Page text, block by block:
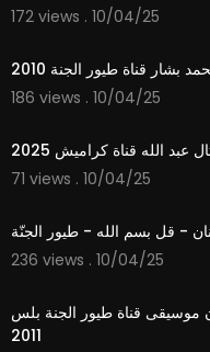
172 views . 10/04/25
قناة طيور الجنة 2010
186 views . 10/04/25
عبد الله قناة كراميش 2025
71 views . 10/04/25
- قل بسم الله - طيور الجنّة
236 views . 10/04/25
موسيقى قناة طيور الجنة بلس
2011